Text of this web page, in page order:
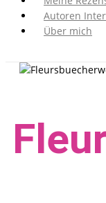
Autoren
Über mich